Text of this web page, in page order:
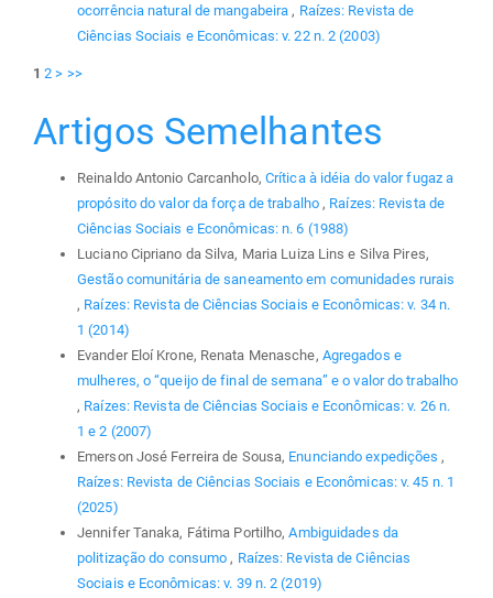
ocorrência natural de mangabeira , Raízes: Revista de
Ciências Sociais e Econômicas: v. 22 n. 2 (2003)
1 2 > >>
Artigos Semelhantes
Reinaldo Antonio Carcanholo, Crítica à idéia do valor fugaz a
propósito do valor da força de trabalho , Raízes: Revista de
Ciências Sociais e Econômicas: n. 6 (1988)
Luciano Cipriano da Silva, Maria Luiza Lins e Silva Pires,
Gestão comunitária de saneamento em comunidades rurais
, Raízes: Revista de Ciências Sociais e Econômicas: v. 34 n.
1 (2014)
Evander Eloí Krone, Renata Menasche, Agregados e
mulheres, o “queijo de final de semana” e o valor do trabalho
, Raízes: Revista de Ciências Sociais e Econômicas: v. 26 n.
1 e 2 (2007)
Emerson José Ferreira de Sousa, Enunciando expedições ,
Raízes: Revista de Ciências Sociais e Econômicas: v. 45 n. 1
(2025)
Jennifer Tanaka, Fátima Portilho,Ambiguidades da
politização do consumo , Raízes: Revista de Ciências
Sociais e Econômicas: v. 39 n. 2 (2019)